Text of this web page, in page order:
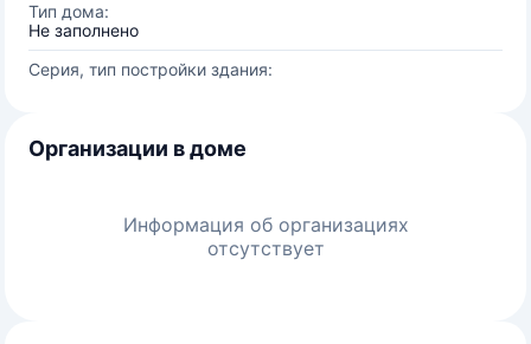
Тип дома:
Не заполнено
Серия, тип постройки здания:
Организации в доме
Информация об организациях
отсутствует